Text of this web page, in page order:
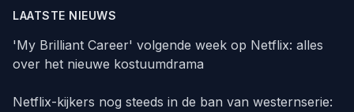
LAATSTE NIEUWS
'My Brilliant Career' volgende week op Netflix: alles
over het nieuwe kostuumdrama
Netflix-kijkers nog steeds in de ban van westernserie: